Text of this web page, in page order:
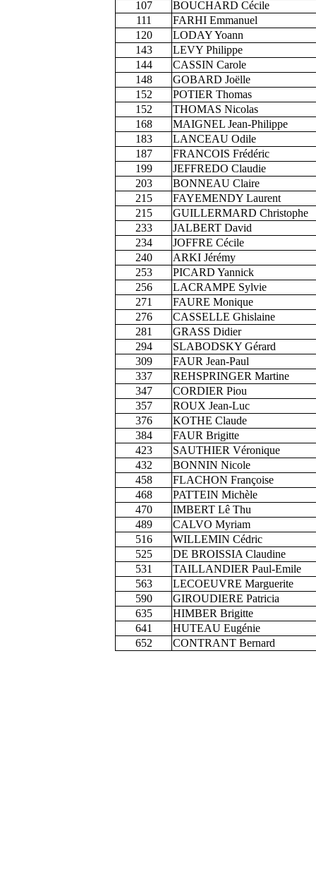
107
BOUCHARD Cécile
111
FARHI Emmanuel
120
LODAY Yoann
143
LEVY Philippe
144
CASSIN Carole
148
GOBARD Joëlle
152
POTIER Thomas
152
THOMAS Nicolas
168
MAIGNEL Jean-Philippe
183
LANCEAU Odile
187
FRANCOIS Frédéric
199
JEFFREDO Claudie
203
BONNEAU Claire
215
FAYEMENDY Laurent
215
GUILLERMARD Christophe
233
JALBERT David
234
JOFFRE Cécile
240
ARKI Jérémy
253
PICARD Yannick
256
LACRAMPE Sylvie
271
FAURE Monique
276
CASSELLE Ghislaine
281
GRASS Didier
294
SLABODSKY Gérard
309
FAUR Jean-Paul
337
REHSPRINGER Martine
347
CORDIER Piou
357
ROUX Jean-Luc
376
KOTHE Claude
384
FAUR Brigitte
423
SAUTHIER Véronique
432
BONNIN Nicole
458
FLACHON Françoise
468
PATTEIN Michèle
470
IMBERT Lê Thu
489
CALVO Myriam
516
WILLEMIN Cédric
525
DE BROISSIA Claudine
531
TAILLANDIER Paul-Emile
563
LECOEUVRE Marguerite
590
GIROUDIERE Patricia
635
HIMBER Brigitte
641
HUTEAU Eugénie
652
CONTRANT Bernard